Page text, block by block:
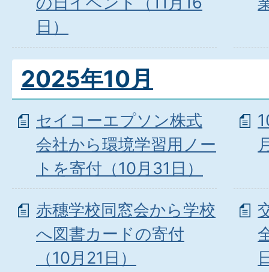
日）
2025年10月
セイコーエプソン株式
会社から環境学習用ノー
トを寄付（10月31日）
赤穗学校同窓会から学校
へ図書カードの寄付
（10月21日）